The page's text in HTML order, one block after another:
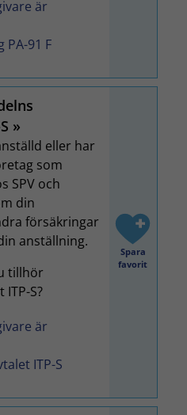
är
91 F
eller har
som
SPV och
din
försäkringar
anställning.
tillhör
S?
är
ITP-S
Spara
favorit